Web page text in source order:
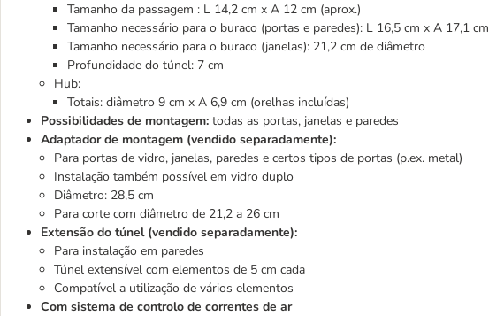
Tamanho da passagem : L 14,2 cm x A 12 cm (aprox.)
Tamanho necessário para o buraco (portas e paredes): L 16,5 cm x A 17,1 cm
Tamanho necessário para o buraco (janelas): 21,2 cm de diâmetro
Profundidade do túnel: 7 cm
Hub:
Totais: diâmetro 9 cm x A 6,9 cm (orelhas incluídas)
Possibilidades de montagem: todas as portas, janelas e paredes
Adaptador de montagem (vendido separadamente):
Para portas de vidro, janelas, paredes e certos tipos de portas (p.ex. metal)
Instalação também possível em vidro duplo
Diâmetro: 28,5 cm
Para corte com diâmetro de 21,2 a 26 cm
Extensão do túnel (vendido separadamente):
Para instalação em paredes
Túnel extensível com elementos de 5 cm cada
Compatível a utilização de vários elementos
Com sistema de controlo de correntes de ar